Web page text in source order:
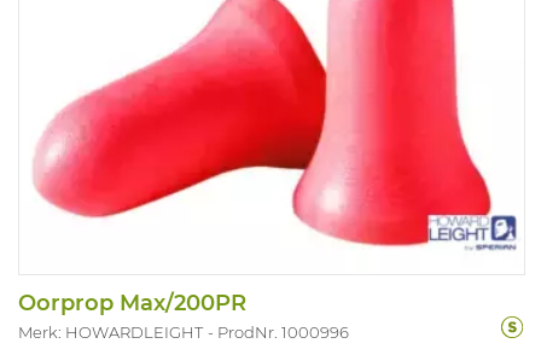
Oorprop Max/200PR
Merk: HOWARDLEIGHT ProdNr. 1000996